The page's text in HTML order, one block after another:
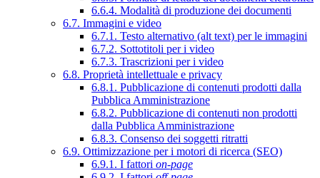
6.6.4. Modalità di produzione dei documenti
6.7. Immagini e video
6.7.1. Testo alternativo (alt text) per le immagini
6.7.2. Sottotitoli per i video
6.7.3. Trascrizioni per i video
6.8. Proprietà intellettuale e privacy
6.8.1. Pubblicazione di contenuti prodotti dalla
Pubblica Amministrazione
6.8.2. Pubblicazione di contenuti non prodotti
dalla Pubblica Amministrazione
6.8.3. Consenso dei soggetti ritratti
6.9. Ottimizzazione per i motori di ricerca (SEO)
6.9.1. I fattori on-page